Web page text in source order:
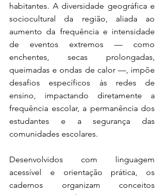
habitantes. A diversidade geográfica e
sociocultural da região, aliada ao
aumento da frequência e intensidade
de eventos extremos — como
enchentes, secas prolongadas,
queimadas e ondas de calor —, impõe
desafios específicos às redes de
ensino, impactando diretamente a
frequência escolar, a permanência dos
estudantes e a segurança das
comunidades escolares.
Desenvolvidos com linguagem
acessível e orientação prática, os
cadernos organizam conceitos